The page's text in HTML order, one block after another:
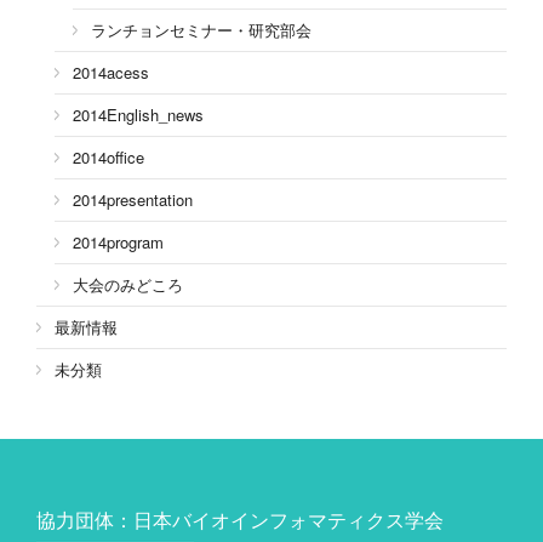
ランチョンセミナー・研究部会
2014acess
2014English_news
2014office
2014presentation
2014program
大会のみどころ
最新情報
未分類
協力団体：日本バイオインフォマティクス学会